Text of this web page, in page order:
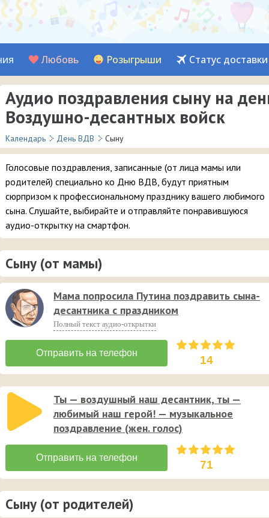
Любовь Розыгрыши Статус доставки
Аудио поздравления сыну на
Воздушно-десантных войск
Календарь День ВДВ Сыну
Голосовые поздравления, записанные (от лица мамы или
родителей) специально ко Дню ВДВ, будут приятным
сюрпризом к профессиональному празднику вашего любимого
сына. Слушайте, выбирайте и отправляйте понравившуюся
аудио-открытку на смартфон.
Сыну (от мамы)
Мама попросила Путина поздравить сына-
десантника с праздником
Полный текст аудио-открытки
14
Ты — воздушный наш десантник, ты —
любимый наш герой! — музыкальное
поздравление (жен. голос)
71
Сыну (от родителей)